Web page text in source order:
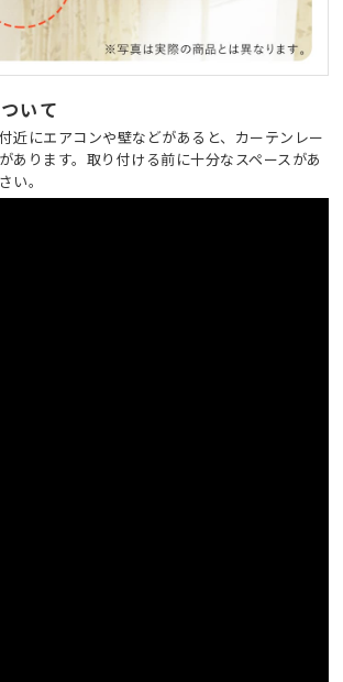
いて
近にエアコンや壁などがあると、カーテンレー
あります。取り付ける前に十分なスペースがあ
い。